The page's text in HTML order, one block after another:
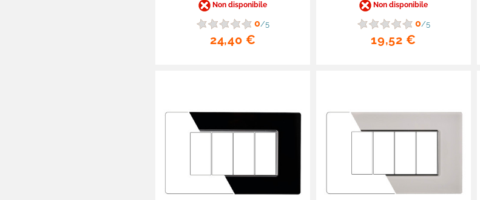
Non disponibile
0/5
24,40 €
Non disponibile
0/5
19,52 €